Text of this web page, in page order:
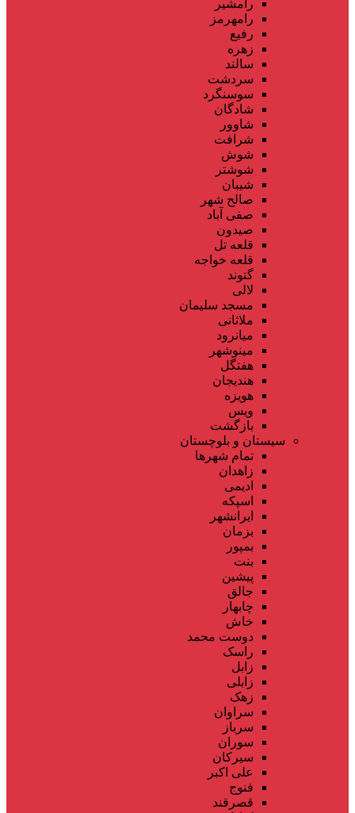
رامشیر
رامهرمز
رفیع
زهره
سالند
سردشت
سوسنگرد
شادگان
شاوور
شرافت
شوش
شوشتر
شیبان
صالح شهر
صفی آباد
صیدون
قلعه تل
قلعه خواجه
گتوند
لالی
مسجد سلیمان
ملاثانی
میانرود
مینوشهر
هفتگل
هندیجان
هویزه
ویس
بازگشت
سیستان و بلوچستان
تمام شهر‌ها
زاهدان
ادیمی
اسپکه
ایرانشهر
بزمان
بمپور
بنت
پیشین
جالق
چابهار
خاش
دوست محمد
راسک
زابل
زابلی
زهک
سراوان
سرباز
سوران
سیرکان
علی اکبر
فنوج
قصرقند